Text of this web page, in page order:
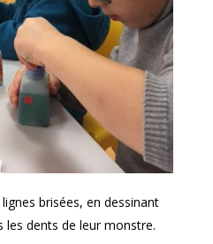
brisées, en dessinant
les dents de leur monstre.